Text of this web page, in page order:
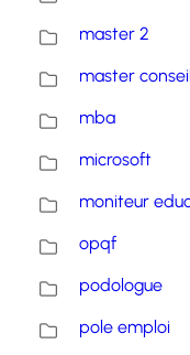
master 2
master conseil
mba
microsoft
moniteur
opqf
podologue
pole emploi